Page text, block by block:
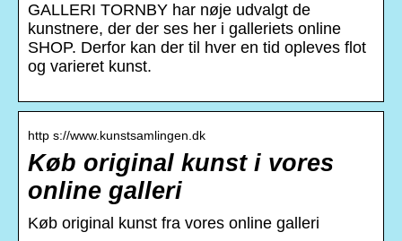
GALLERI TORNBY har nøje udvalgt de
kunstnere, der der ses her i galleriets online
SHOP. Derfor kan der til hver en tid opleves flot
og varieret kunst.
http s://www.kunstsamlingen.dk
Køb original kunst i vores
online galleri
Køb original kunst fra vores online galleri